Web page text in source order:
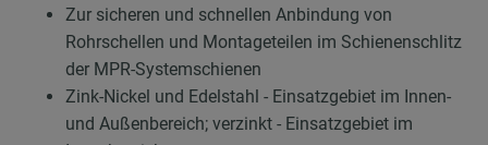
Zur sicheren und schnellen Anbindung von
Rohrschellen und Montageteilen im Schienenschlitz
der MPR-Systemschienen
Zink-Nickel und Edelstahl - Einsatzgebiet im Innen-
und Außenbereich; verzinkt - Einsatzgebiet im